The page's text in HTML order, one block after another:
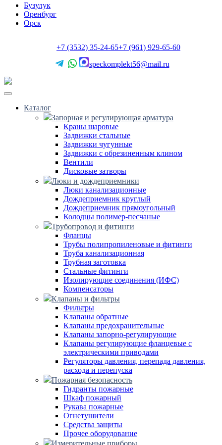
Бузулук
Оренбург
Орск
+7 (3532) 35-24-65+7 (961) 929-65-60
speckomplekt56@mail.ru
Каталог
Запорная и регулирующая арматура
Краны шаровые
Задвижки стальные
Задвижки чугунные
Задвижки с обрезиненным клином
Вентили
Дисковые затворы
Люки и дождеприемники
Люки канализационные
Дождеприемник круглый
Дождеприемник прямоугольный
Колодцы полимер-песчаные
Трубопровод и фитинги
Фланцы
Трубы полипропиленовые и фитинги
Труба канализационная
Трубная заготовка
Стальные фитинги
Изолирующие соединения (ИФС)
Компенсаторы
Клапаны и фильтры
Фильтры
Клапаны обратные
Клапаны предохранительные
Клапаны запорно-регулирующие
Клапаны регулирующие фланцевые с
электрическими приводами
Регуляторы давления, перепада давления,
расхода и перепуска
Пожарная безопасность
Гидранты пожарные
Шкаф пожарный
Рукава пожарные
Огнетушители
Средства защиты
Прочее оборудование
Измерительные приборы